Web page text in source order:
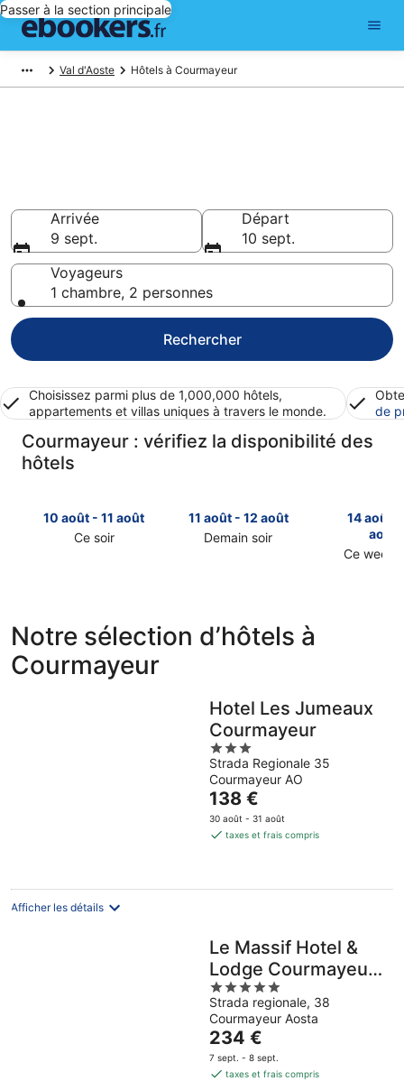
Passer à la section principale
Val d'Aoste Hôtels à Courmayeur
Arrivée
9 sept.
Départ
10 sept.
Voyageurs
1 chambre, 2 personnes
Rechercher
Choisissez parmi plus de 1,000,000 hôtels,
appartements et villas uniques à travers le monde.
de
Courmayeur : vérifiez la disponibilité des
hôtels
10 août - 11 août
Ce soir
Courmayeur
pour
cette
nuit,
11 août - 12 août
Demain soir
Courmayeur
pour
août
août
14 août -
août
Ce week-
end,
Notre sélection d’hôtels à
Courmayeur
Hotel Les Jumeaux
Courmayeur
3
out
of
5
Strada Regionale 35
Courmayeur AO
Le
prix
est
par
138 €
30 août - 31 août
taxes et frais compris
Afficher les détails
Le Massif Hotel &
Lodge Courmayeur
- The Leading
Hotels of the World
5
out
of
5
Strada regionale, 38
Courmayeur Aosta
Le
prix
est
234 €
7 sept. - 8 sept.
taxes et frais compris